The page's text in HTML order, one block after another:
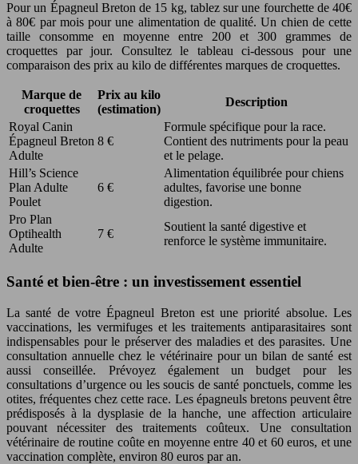
Pour un Épagneul Breton de 15 kg, tablez sur une fourchette de 40€
à 80€ par mois pour une alimentation de qualité. Un chien de cette
taille consomme en moyenne entre 200 et 300 grammes de
croquettes par jour. Consultez le tableau ci-dessous pour une
comparaison des prix au kilo de différentes marques de croquettes.
Marque de
croquettes
Prix au kilo
(estimation)
Description
Royal Canin
Épagneul Breton
Adulte
8 €
Formule spécifique pour la race.
Contient des nutriments pour la peau
et le pelage.
Hill’s Science
Plan Adulte
Poulet
6 €
Alimentation équilibrée pour chiens
adultes, favorise une bonne
digestion.
Pro Plan
Optihealth
Adulte
7 €
Soutient la santé digestive et
renforce le système immunitaire.
Santé et bien-être : un investissement essentiel
La santé de votre Épagneul Breton est une priorité absolue. Les
vaccinations, les vermifuges et les traitements antiparasitaires sont
indispensables pour le préserver des maladies et des parasites. Une
consultation annuelle chez le vétérinaire pour un bilan de santé est
aussi conseillée. Prévoyez également un budget pour les
consultations d’urgence ou les soucis de santé ponctuels, comme les
otites, fréquentes chez cette race. Les épagneuls bretons peuvent être
prédisposés à la dysplasie de la hanche, une affection articulaire
pouvant nécessiter des traitements coûteux. Une consultation
vétérinaire de routine coûte en moyenne entre 40 et 60 euros, et une
vaccination complète, environ 80 euros par an.